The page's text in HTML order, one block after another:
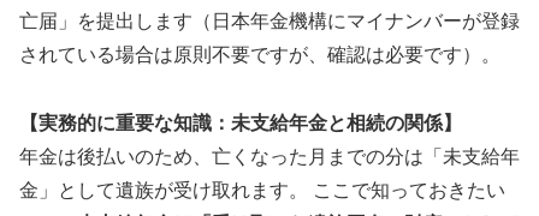
亡届」を提出します（日本年金機構にマイナンバーが登録
されている場合は原則不要ですが、確認は必要です）。
【実務的に重要な知識：未支給年金と相続の関係】
年金は後払いのため、亡くなった月までの分は「未支給年
金」として遺族が受け取れます。 ここで知っておきたい